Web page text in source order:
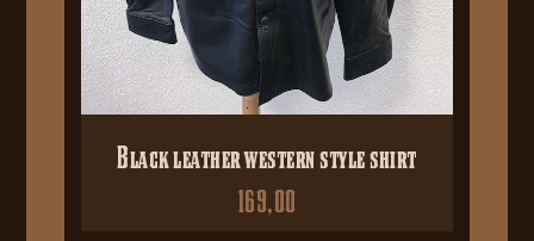
Black leather western style shirt
169,00